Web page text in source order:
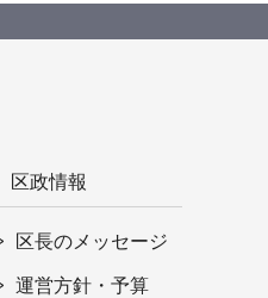
区政情報
区長のメッセージ
運営方針・予算